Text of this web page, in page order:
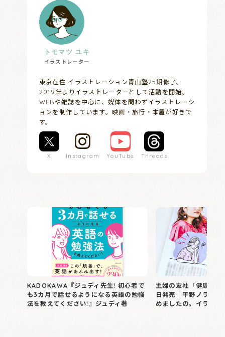
トモマツ ユキ
イラストレーター
東京在住 イラストレーション青山塾25期修了。
2019年よりイラストレーターとして活動を開始。
WEBや雑誌を中心に、媒体を問わずイラストレーシ
ョンを制作しています。映画・旅行・本屋が好きで
す。
X Instagram YouTube Threads
KADOKAWA『ジュディ先生! 初心者で
も3カ月で話せるようになる英語の勉強
法を教えてください!』ジュディ著
主婦の友社「健康」
日発売｜平野ノラの
めましたの。イラスト